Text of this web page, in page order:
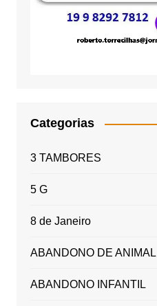
Categorias
3 TAMBORES
5 G
8 de Janeiro
ABANDONO DE ANIMAL
ABANDONO INFANTIL